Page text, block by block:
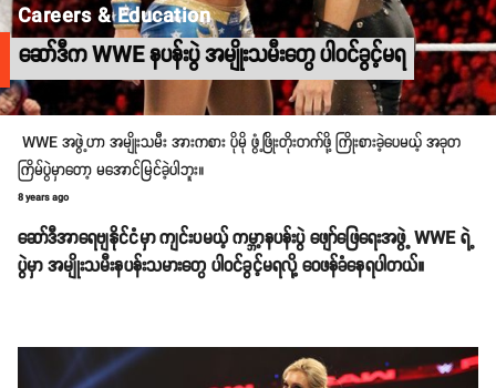
Careers & Education
ဆော်ဒီက WWE နပန်းပွဲ အမျိုးသမီးတွေ ပါဝင်ခွင့်မရ
WWE အဖွဲ့ဟာ အမျိုးသမီး အားကစား ပိုမို ဖွံ့ဖြိုးတိုးတက်ဖို့ ကြိုးစားခဲ့ပေမယ့် အခုတ
ကြိမ်ပွဲမှာတော့ မအောင်မြင်ခဲ့ပါဘူး။
8 years ago
ဆော်ဒီအာရေဗျနိုင်ငံမှာ ကျင်းပမယ့် ကမ္ဘာ့နပန်းပွဲ ဖျော်ဖြေရေးအဖွဲ့ WWE ရဲ့
ပွဲမှာ အမျိုးသမီးနပန်းသမားတွေ ပါဝင်ခွင့်မရလို့ ဝေဖန်ခံနေရပါတယ်။